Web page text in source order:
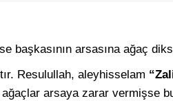
başkasının arsasına ağaç
Resulullah, aleyhisselam
ağaçlar arsaya zarar vermişse